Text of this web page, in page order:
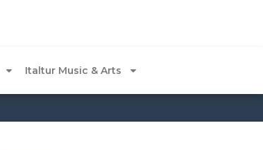
Italtur Music & Arts